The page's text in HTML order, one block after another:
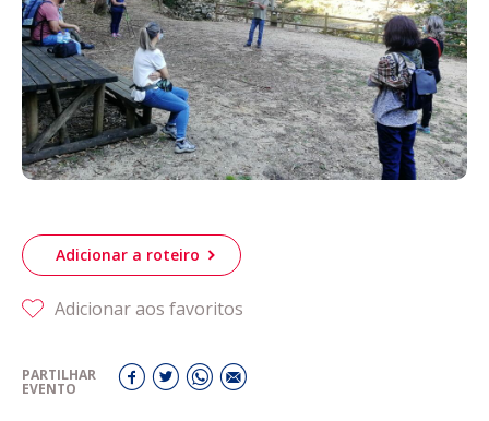
Adicionar a roteiro
Adicionar aos favoritos
PARTILHAR
EVENTO